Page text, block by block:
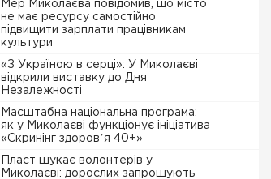
Мер Миколаєва повідомив, що місто
не має ресурсу самостійно
підвищити зарплати працівникам
культури
«З Україною в серці»: У Миколаєві
відкрили виставку до Дня
Незалежності
Масштабна національна програма:
як у Миколаєві функціонує ініціатива
«Скринінг здоровʼя 40+»
Пласт шукає волонтерів у
Миколаєві: дорослих запрошують